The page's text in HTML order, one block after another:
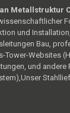
Metallstruktur
und Installation,
Bau,
Tower-Websites
und andere